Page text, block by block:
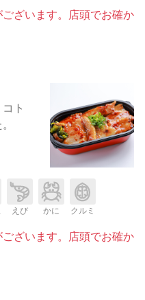
ざいます。店頭でお確か
ト
えび かに クルミ
ざいます。店頭でお確か